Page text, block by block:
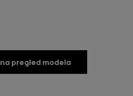
pregled modela